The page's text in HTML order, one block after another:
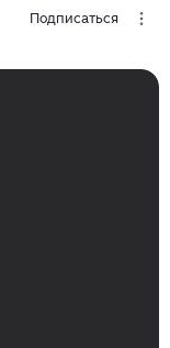
Подписаться